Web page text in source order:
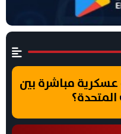
مباشرة بين
المتحدة؟